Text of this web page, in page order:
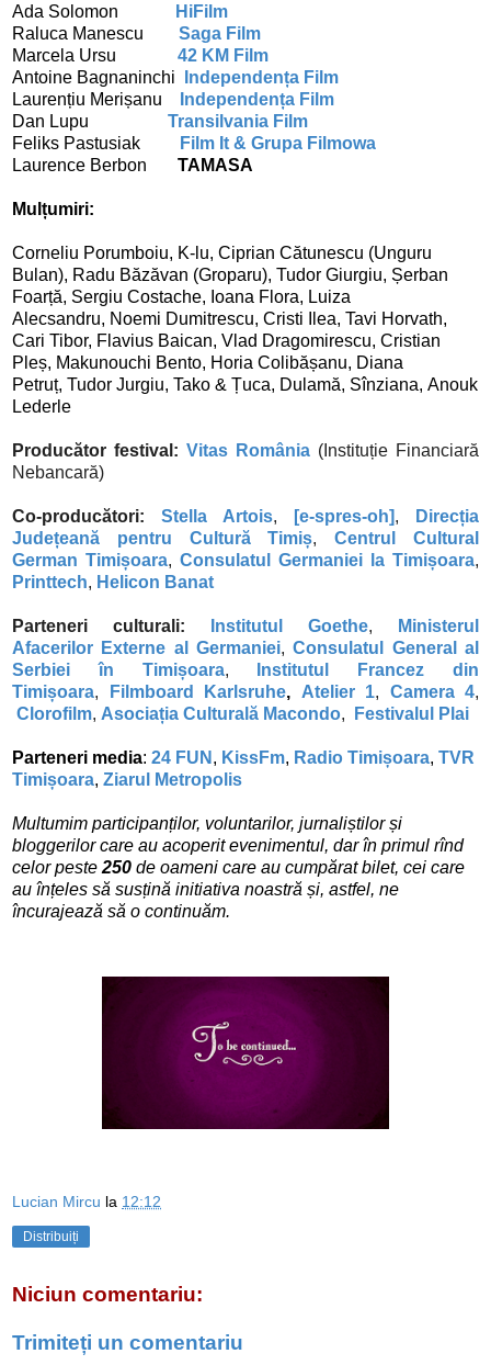
Ada Solomon
HiFilm
Raluca Manescu Saga Film
Marcela Ursu 42 KM Film
Antoine Bagnaninchi
Independența Film
Laurențiu Merișanu
Independența Film
Dan Lupu Transilvania Film
Feliks Pastusiak
Film It & Grupa Filmowa
Laurence Berbon TAMASA
Mulțumiri:
Corneliu Porumboiu, K-lu, Ciprian Cătunescu (Unguru
Bulan), Radu Băzăvan (Groparu), Tudor Giurgiu, Șerban
Foarță, Sergiu Costache, Ioana Flora, Luiza
Alecsandru, Noemi Dumitrescu, Cristi Ilea, Tavi Horvath,
Cari Tibor, Flavius Baican, Vlad Dragomirescu, Cristian
Pleș, Makunouchi Bento, Horia Colibășanu, Diana
Petruț, Tudor Jurgiu, Tako & Țuca, Dulamă, Sînziana, Anouk
Lederle
Producător festival: Vitas România (Instituție Financiară
Nebancară)
Co-producători: Stella Artois, [e-spres-oh],
Direcția
Județeană pentru Cultură Timiș,Centrul Cultural
German Timișoara, Consulatul Germaniei la Timișoara,
Printtech, Helicon Banat
Parteneri culturali: Institutul Goethe,
Ministerul
Afacerilor Externe al Germaniei,Consulatul General al
Serbiei în Timișoara,
Institutul Francez din
Timișoara, Filmboard Karlsruhe, Atelier 1, Camera 4,
Clorofilm, Asociația Culturală Macondo, Festivalul Plai
Parteneri media: 24 FUN , KissFm, Radio Timișoara, TVR
Timișoara, Ziarul Metropolis
Multumim participanților, voluntarilor, jurnaliștilor și
bloggerilor care au acoperit evenimentul, dar în primul rînd
celor peste 250 de oameni care au cumpărat bilet, cei care
au înțeles să susțină initiativa noastră și, astfel, ne
încurajează să o continuăm.
Lucian Mircu la 12:12
Distribuiți
Niciun comentariu:
Trimiteți un comentariu